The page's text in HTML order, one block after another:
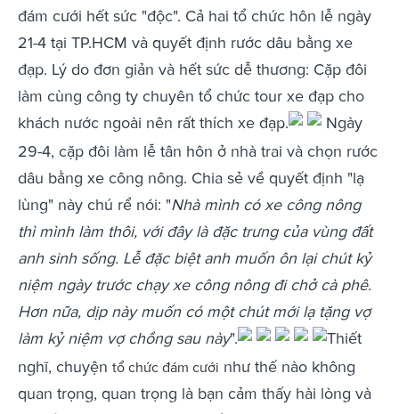
đám cưới hết sức "độc". Cả hai tổ chức hôn lễ ngày
21-4 tại TP.HCM và quyết định rước dâu bằng xe
đạp. Lý do đơn giản và hết sức dễ thương: Cặp đôi
làm cùng công ty chuyên tổ chức tour xe đạp cho
khách nước ngoài nên rất thích xe đạp.
Ngày
29-4, cặp đôi làm lễ tân hôn ở nhà trai và chọn rước
dâu bằng xe công nông. Chia sẻ về quyết định "lạ
lùng" này chú rể nói: "Nhà mình có xe công nông
thì mình làm thôi, với đây là đặc trưng của vùng đất
anh sinh sống. Lễ đặc biệt anh muốn ôn lại chút kỷ
niệm ngày trước chạy xe công nông đi chở cà phê.
Hơn nữa, dịp này muốn có một chút mới lạ tặng vợ
làm kỷ niệm vợ chồng sau này".
Thiết
nghĩ, chuyện tổ chức đám cưới như thế nào không
quan trọng, quan trọng là bạn cảm thấy hài lòng và